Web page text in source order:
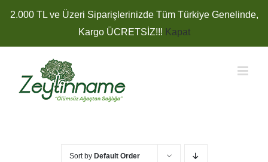
2.000 TL ve Üzeri Siparişlerinizde Tüm Türkiye Genelinde,
Kargo ÜCRETSİZ!!! Kapat
Sort by Default Order